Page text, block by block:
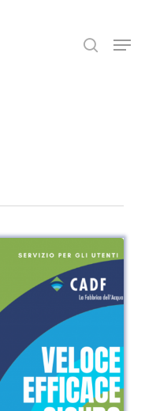
search
Close